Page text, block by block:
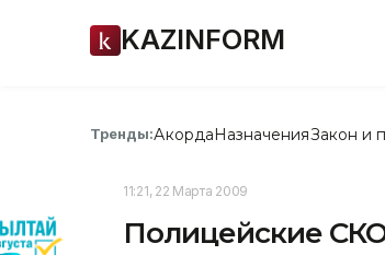
KAZINFORM
Тренды:АкордаНазначенияЗакон и
11:21, 22 Марта 2009
Полицейские